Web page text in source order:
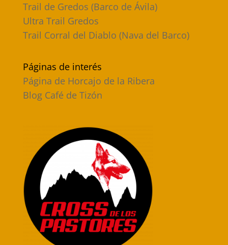
Trail de Gredos (Barco de Ávila)
Ultra Trail Gredos
Trail Corral del Diablo (Nava del Barco)
Páginas de interés
Página de Horcajo de la Ribera
Blog Café de Tizón